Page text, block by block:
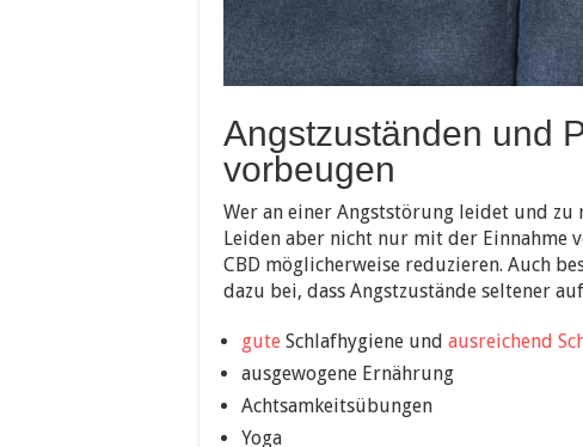
Angstzuständen und
vorbeugen
Wer an einer Angststörung leidet und zu
Leiden aber nicht nur mit der Einnahme
CBD möglicherweise reduzieren. Auch
dazu bei, dass Angstzustände seltener
gute Schlafhygiene und ausreichend
ausgewogene Ernährung
Achtsamkeitsübungen
Yoga